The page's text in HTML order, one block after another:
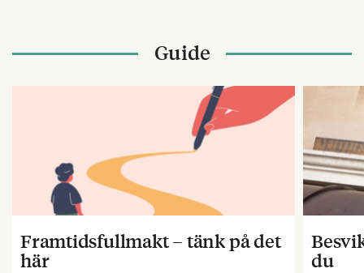
Guide
Framtidsfullmakt – tänk på det
här
du